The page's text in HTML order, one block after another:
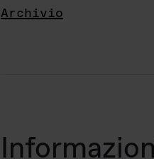
Archivio